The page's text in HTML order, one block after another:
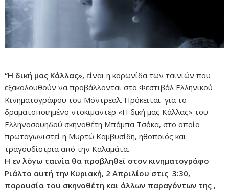
“Η δική μας Κάλλας», είναι η κορωνίδα των ταινιών που
εξακολουθούν να προβάλλονται στο Φεστιβάλ Ελληνικού
Κινηματογράφου του Μόντρεαλ. Πρόκειται για το
δραματοποιημένο ντοκιμαντέρ «Η δική μας Κάλλας» του
Ελληνοσουηδού σκηνοθέτη Μπάμπα Τσόκα, στο οποίο
πρωταγωνιστεί η Μυρτώ Καμβυσίδη, ηθοποιός και
τραγουδίστρια από την Καλαμάτα.
Η εν λόγω ταινία θα προβληθεί στον κινηματογράφο
Ριάλτο αυτή την Κυριακή, 2 Απριλίου στις 3:30,
παρουσία του σκηνοθέτη και άλλων παραγόντων της ,